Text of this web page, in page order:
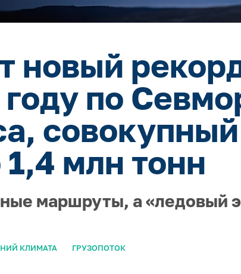
новый
по
млн тонн
маршруты, а «ледовый
КЛИМАТА ГРУЗОПОТОК